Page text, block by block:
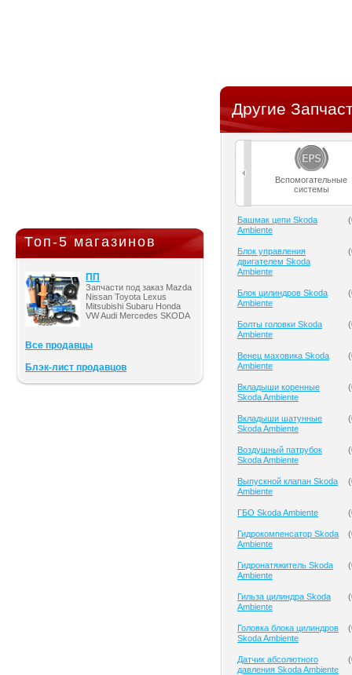
Топ-5 магазинов
ПП
Запчасти под заказ Mazda
Nissan Toyota Lexus
Mitsubishi Subaru Honda
VW Audi Mercedes SKODA
Все продавцы
Блэк-лист продавцов
Другие
Вспомогательные
системы
Башмак цепи Skoda
Ambiente
(
Блок управления
двигателем Skoda
Ambiente
(
Блок цилиндров Skoda
Ambiente
(
Болты головки Skoda
Ambiente
(
Венец маховика Skoda
Ambiente
(
Вкладыши коренные
Skoda Ambiente
(
Вкладыши шатунные
Skoda Ambiente
(
Воздушный патрубок
Skoda Ambiente
(
Выпускной клапан Skoda
Ambiente
(
ГБО Skoda Ambiente (
Гидрокомпенсатор Skoda
Ambiente
(
Гидронатяжитель Skoda
Ambiente
(
Гильза цилиндра Skoda
Ambiente
(
Головка блока цилиндров
Skoda Ambiente
(
Датчик абсолютного
давления Skoda Ambiente
(